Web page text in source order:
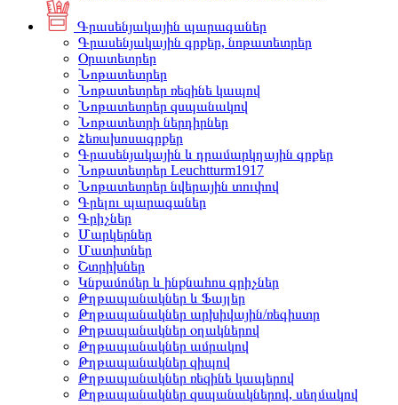
Գրասենյակային պարագաներ
Գրասենյակային գրքեր, նոթատետրեր
Օրատետրեր
Նոթատետրեր
Նոթատետրեր ռեզինե կապով
Նոթատետրեր զսպանակով
Նոթատետրի ներդիրներ
Հեռախոսագրքեր
Գրասենյակային և դրամարկղային գրքեր
Նոթատետրեր Leuchtturm1917
Նոթատետրեր նվերային տուփով
Գրելու պարագաներ
Գրիչներ
Մարկերներ
Մատիտներ
Շտրիխներ
Կնքամոմեր և ինքնահոս գրիչներ
Թղթապանակներ և Ֆայլեր
Թղթապանակներ արխիվային/ռեգիստր
Թղթապանակներ օղակներով
Թղթապանակներ ամրակով
Թղթապանակներ զիպով
Թղթապանակներ ռեզինե կապերով
Թղթապանակներ զսպանակներով, սեղմակով